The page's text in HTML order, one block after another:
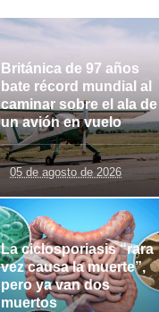
Británica de 97 años
bate récord mundial al
caminar sobre el ala de
un avión en vuelo
05 de agosto de 2026
La ciclosporiasis “rara
vez causa la muerte”,
pero ya van dos
muertos